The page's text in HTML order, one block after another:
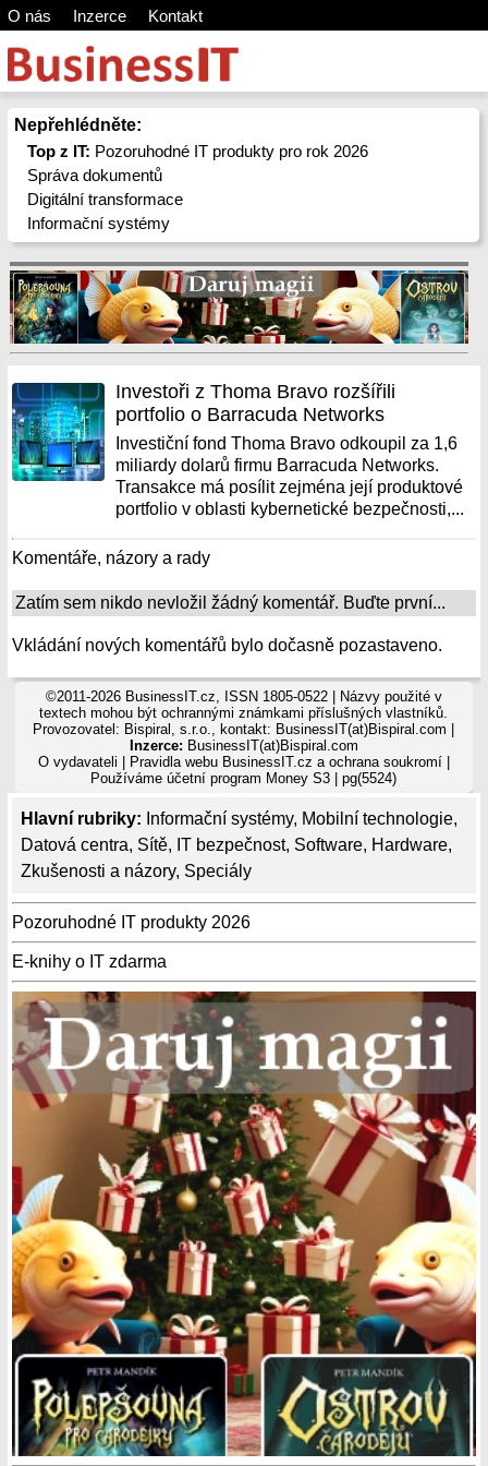
O nás Inzerce Kontakt
Nepřehlédněte:
Top z IT: Pozoruhodné IT produkty pro rok 2026
Správa dokumentů
Digitální transformace
Informační systémy
Hlavní rubriky: Informační systémy, Mobilní technologie,
Datová centra, Sítě, IT bezpečnost, Software, Hardware,
Zkušenosti a názory, Speciály
Pozoruhodné IT produkty 2026
E-knihy o IT zdarma
Investoři z Thoma Bravo rozšířili
portfolio o Barracuda Networks
Investiční fond Thoma Bravo odkoupil za 1,6
miliardy dolarů firmu Barracuda Networks.
Transakce má posílit zejména její produktové
portfolio v oblasti kybernetické bezpečnosti,...
Komentáře, názory a rady
Zatím sem nikdo nevložil žádný komentář. Buďte první...
Vkládání nových komentářů bylo dočasně pozastaveno.
©2011-2026 BusinessIT.cz, ISSN 1805-0522 | Názvy použité v
textech mohou být ochrannými známkami příslušných vlastníků.
Provozovatel: Bispiral, s.r.o., kontakt: BusinessIT(at)Bispiral.com |
Inzerce: BusinessIT(at)Bispiral.com
O vydavateli
Pravidla webu BusinessIT.cz a ochrana soukromí|
Používámeúčetní program Money S3 | pg(5524)